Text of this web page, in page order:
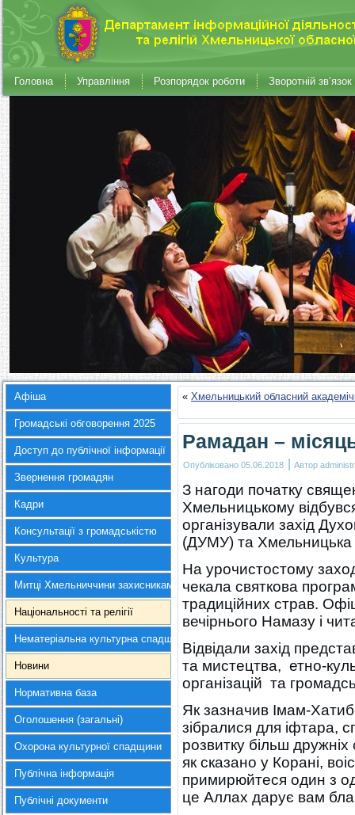
Головна Управління Розпорядок роботи Зворотній зв’язок
Афіша
Громадські обговорення 2025
Доступ до публічної інформації
Звернення громадян
Кадри
Консультації з громадськістю
Культура
Митці Хмельниччини захисникам України
Національності та релігії
Нематеріальна культурна спадщина
Новини
Нормативна база
Оголошення (загальні)
Охорона культурної спадщини
Публічна інформація
Публічні документи
« Хмельницький обласний
Рамадан –
Опубліковано 05.06.2018 | Автор
З нагоди початку
Хмельницькому
організували захід
(ДУМУ) та Хмельницька
На урочистостому
чекала святкова
традиційних страв.
вечірнього Намазу і
Відвідали захід
та мистецтва, етно-
організацій та
Як зазначив Імам-
зібралися для іфтара,
розвитку більш
як сказано у Корані,
примирюйтеся один з
це Аллах дарує вам